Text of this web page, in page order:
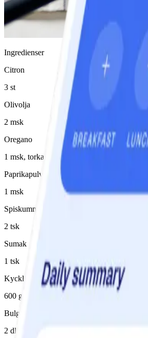
Ingredienser
Citron
3 st
Olivolja
2 msk
Oregano
1 msk, torkad
Paprikapulver
1 msk
Spiskummin
2 tsk
Sumak
1 tsk
Kycklingbröstfilé
600 g
Bulgur okokt (100% fullkorn)
2 dl